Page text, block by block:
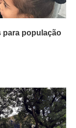
para população